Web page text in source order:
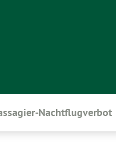
Nachtflugverbot